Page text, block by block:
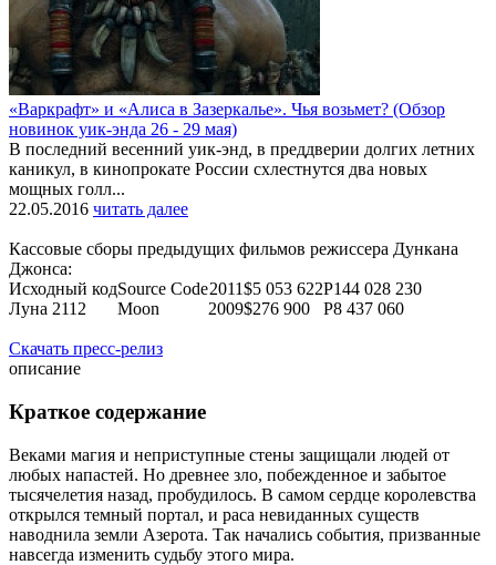
«Варкрафт» и «Алиса в Зазеркалье». Чья возьмет? (Обзор
новинок уик-энда 26 - 29 мая)
В последний весенний уик-энд, в преддверии долгих летних
каникул, в кинопрокате России схлестнутся два новых
мощных голл...
22.05.2016 читать далее
Кассовые сборы предыдущих фильмов режиссера Дункана
Джонса:
Исходный кодSource Code2011$5 053 622Р144 028 230
Луна 2112
Moon 2009$276 900 Р8 437 060
Скачать пресс-релиз
описание
Краткое содержание
Веками магия и неприступные стены защищали людей от
любых напастей. Но древнее зло, побежденное и забытое
тысячелетия назад, пробудилось. В самом сердце королевства
открылся темный портал, и раса невиданных существ
наводнила земли Азерота. Так начались события, призванные
навсегда изменить судьбу этого мира.